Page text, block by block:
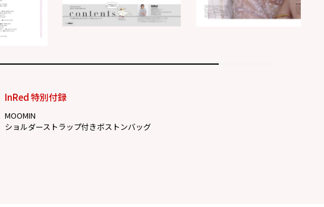
InRed 特別付録
MOOMIN
ショルダーストラップ付きボストンバッグ